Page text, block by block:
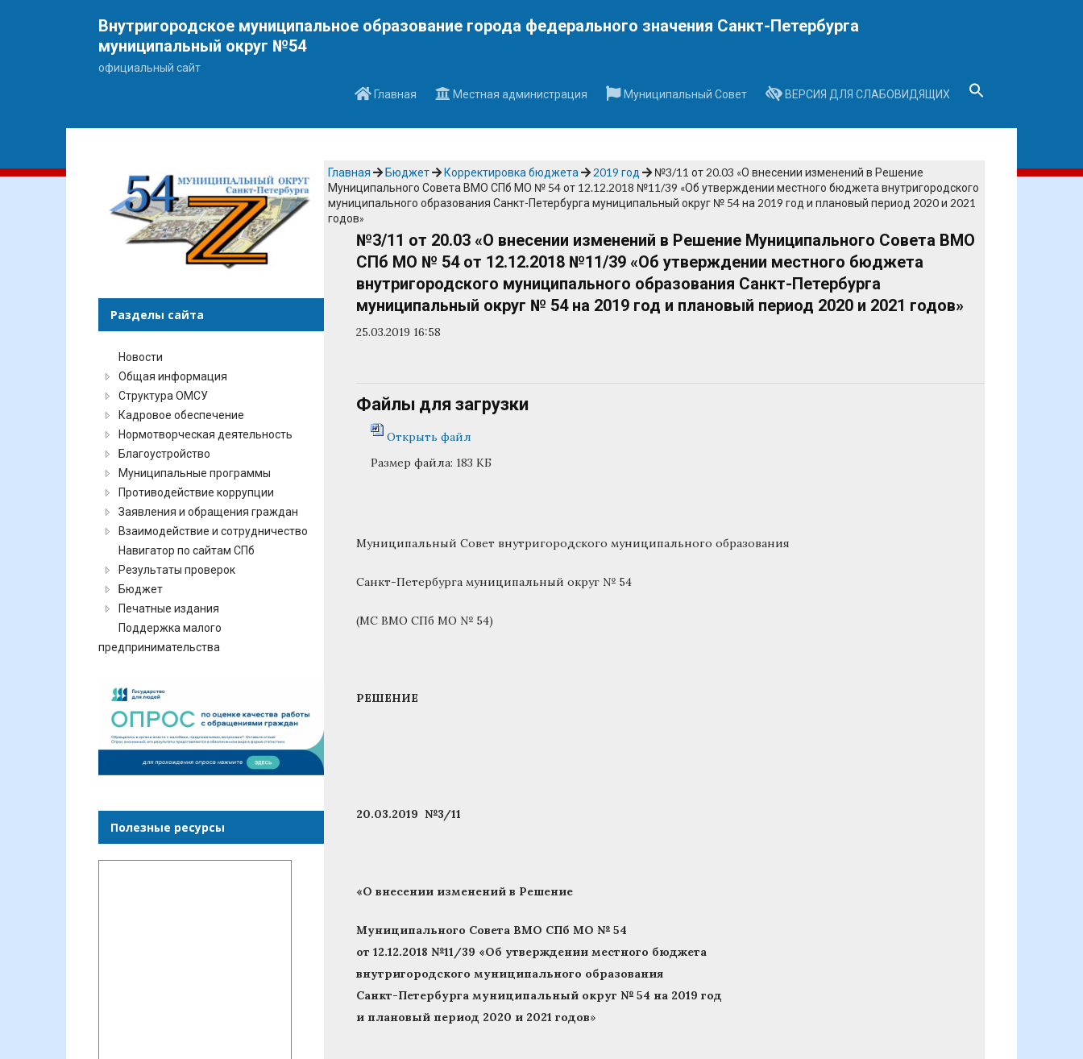
Внутригородское муниципальное образование города федерального значения Санкт-Петербурга
муниципальный округ №54
официальный сайт
Главная
Местная администрация Муниципальный Совет ВЕРСИЯ ДЛЯ СЛАБОВИДЯЩИХ
Главная Бюджет Корректировка бюджета 2019 год
№3/11 от 20.03 «О внесении изменений в Решение
Муниципального Совета ВМО СПб МО № 54 от 12.12.2018 №11/39 «Об утверждении местного бюджета внутригородского
муниципального образования Санкт-Петербурга муниципальный округ № 54 на 2019 год и плановый период 2020 и 2021
годов»
№3/11 от 20.03 «О внесении изменений в Решение Муниципального Совета ВМО
СПб МО № 54 от 12.12.2018 №11/39 «Об утверждении местного бюджета
внутригородского муниципального образования Санкт-Петербурга
муниципальный округ № 54 на 2019 год и плановый период 2020 и 2021 годов»
25.03.2019 16:58
Файлы для загрузки
Открыть файл
Размер файла: 183 КБ
Муниципальный Совет внутригородского муниципального образования
Санкт-Петербурга муниципальный округ № 54
(МС ВМО СПб МО № 54)
РЕШЕНИЕ
20.03.2019 №3/11
«О внесении изменений в Решение
Муниципального Совета ВМО СПб МО № 54
от 12.12.2018 №11/39 «Об утверждении местного бюджета
внутригородского муниципального образования
Санкт-Петербурга муниципальный округ № 54 на 2019 год
и плановый период 2020 и 2021 годов»
Разделы сайта
Новости
Общая информация
Структура ОМСУ
Кадровое обеспечение
Нормотворческая деятельность
Благоустройство
Муниципальные программы
Противодействие коррупции
Заявления и обращения граждан
Взаимодействие и сотрудничество
Навигатор по сайтам СПб
Результаты проверок
Бюджет
Печатные издания
Поддержка малого
предпринимательства
Полезные ресурсы